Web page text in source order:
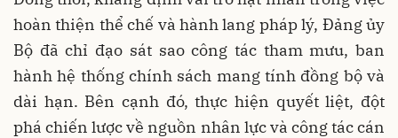
hoàn thiện thể chế và hành lang pháp lý, Đảng ủy
Bộ đã chỉ đạo sát sao công tác tham mưu, ban
hành hệ thống chính sách mang tính đồng bộ và
dài hạn. Bên cạnh đó, thực hiện quyết liệt, đột
phá chiến lược về nguồn nhân lực và công tác cán